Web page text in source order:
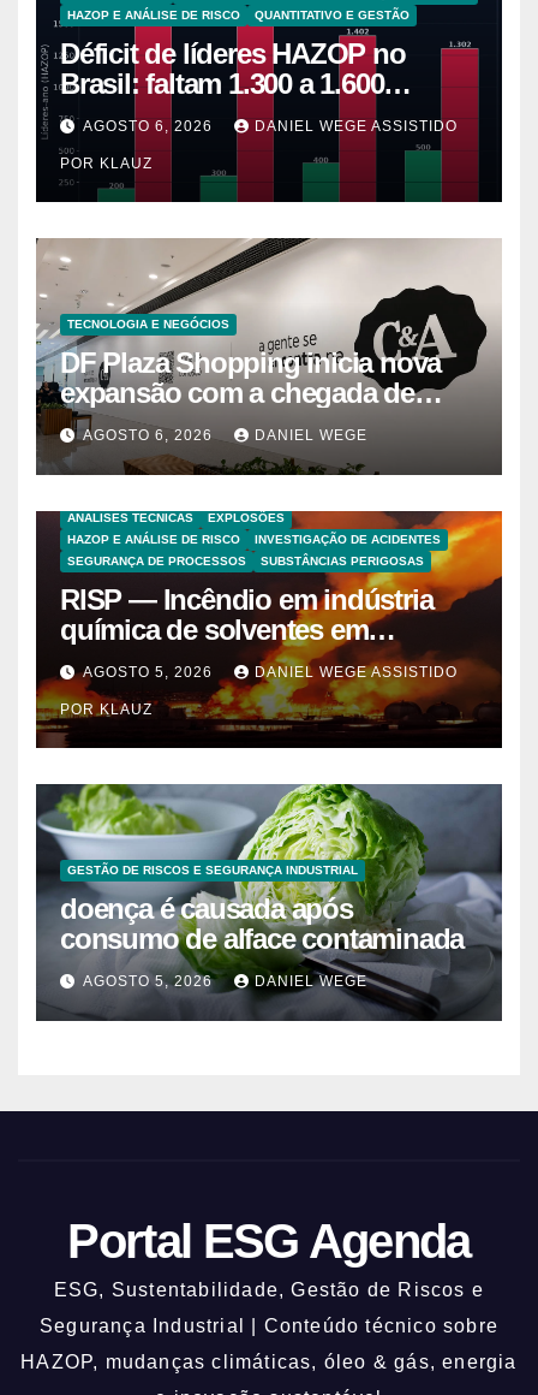
HAZOP E ANÁLISE DE RISCO
QUANTITATIVO E GESTÃO
Déficit de líderes HAZOP no
Brasil: faltam 1.300 a 1.600
líderes-ano para 5.265 plantas de
alto risco
AGOSTO 6, 2026 DANIEL WEGE ASSISTIDO
POR KLAUZ
TECNOLOGIA E NEGÓCIOS
DF Plaza Shopping inicia nova
expansão com a chegada de
grandes marcas e inauguração
de espaço infantil – Dicas da
Capital
AGOSTO 6, 2026 DANIEL WEGE
ANALISES TECNICAS
EXPLOSÕES
HAZOP E ANÁLISE DE RISCO
INVESTIGAÇÃO DE ACIDENTES
SEGURANÇA DE PROCESSOS
SUBSTÂNCIAS PERIGOSAS
RISP — Incêndio em indústria
química de solventes em
Itaquaquecetuba/SP
(UNIQUIMA/Quema)
AGOSTO 5, 2026 DANIEL WEGE ASSISTIDO
POR KLAUZ
GESTÃO DE RISCOS E SEGURANÇA INDUSTRIAL
doença é causada após
consumo de alface contaminada
AGOSTO 5, 2026 DANIEL WEGE
Portal ESG Agenda
ESG, Sustentabilidade, Gestão de Riscos e
Segurança Industrial | Conteúdo técnico sobre
HAZOP, mudanças climáticas, óleo & gás, energia